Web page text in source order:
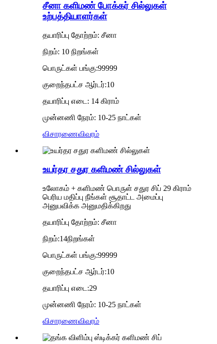
சீனா களிமண் போக்கர் சில்லுகள்
உற்பத்தியாளர்கள்
தயாரிப்பு தோற்றம்: சீனா
நிறம்: 10 நிறங்கள்
பொருட்கள் பங்கு:99999
குறைந்தபட்ச ஆர்டர்:10
தயாரிப்பு எடை: 14 கிராம்
முன்னணி நேரம்: 10-25 நாட்கள்
விசாரணைவிவரம்
உயர்தர சதுர களிமண் சில்லுகள்
உலோகம் + களிமண் பொருள் சதுர சிப் 29 கிராம்
பெரிய மதிப்பு நீங்கள் சூதாட்ட அமைப்பு
அனுபவிக்க அனுமதிக்கிறது
தயாரிப்பு தோற்றம்: சீனா
நிறம்:14நிறங்கள்
பொருட்கள் பங்கு:99999
குறைந்தபட்ச ஆர்டர்:10
தயாரிப்பு எடை:29
முன்னணி நேரம்: 10-25 நாட்கள்
விசாரணைவிவரம்